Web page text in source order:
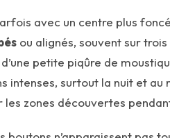
avec un centre plus
ou alignés, souvent sur
petite piqûre de
intenses, surtout la nuit et au
les zones découvertes